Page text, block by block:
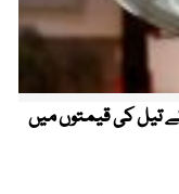
تیل کی قیمتوں میں